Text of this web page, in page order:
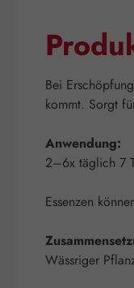
Bei
kommt. Sorgt
Anwendung:
2–6x täglich 7
Essenzen
Wässriger